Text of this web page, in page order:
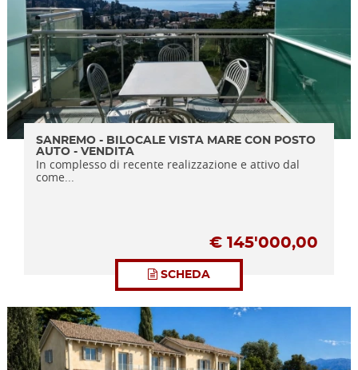
SANREMO - BILOCALE VISTA MARE CON POSTO
AUTO - VENDITA
In complesso di recente realizzazione e attivo dal
come...
€ 145'000,00
SCHEDA